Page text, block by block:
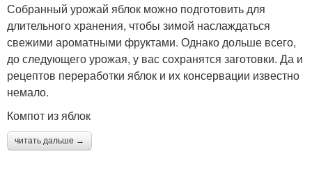
Собранный урожай яблок можно подготовить для
длительного хранения, чтобы зимой наслаждаться
свежими ароматными фруктами. Однако дольше всего,
до следующего урожая, у вас сохранятся заготовки. Да и
рецептов переработки яблок и их консервации известно
немало.
Компот из яблок
читать дальше →